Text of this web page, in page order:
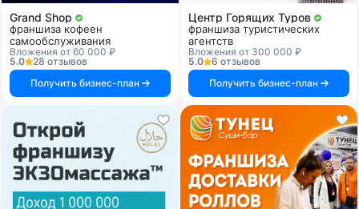
Grand Shop
франшиза кофеен
самообслуживания
Вложения от 60 000 ₽
5.0
28 отзывов
Получить бизнес-план
Центр Горящих Туров
франшиза туристических
агентств
Вложения от 300 000 ₽
5.0
6 отзывов
Получить бизнес-план